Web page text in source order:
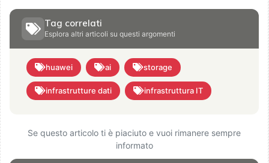
Tag correlati
Esplora altri articoli su questi argomenti
huawei ai storage
infrastrutture dati infrastruttura IT
Se questo articolo ti è piaciuto e vuoi rimanere sempre
informato